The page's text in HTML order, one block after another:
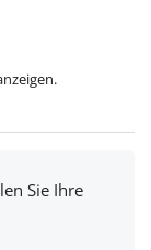
Sie Ihre